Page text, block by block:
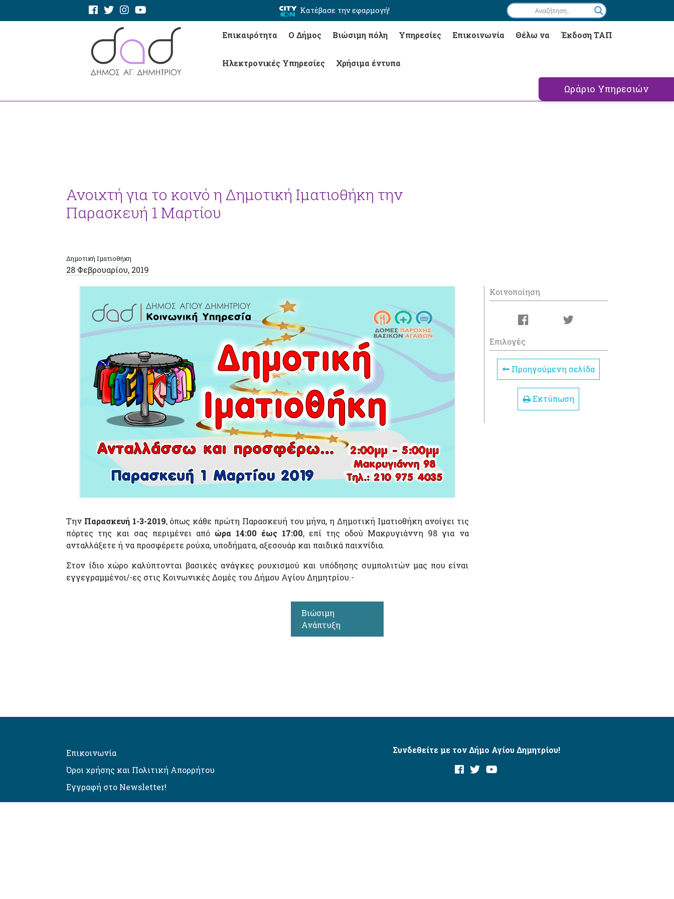
Κατέβασε την εφαρμογή!
Επικαιρότητα Ο Δήμος Βιώσιμη πόλη Υπηρεσίες Επικοινωνία Θέλω να Έκδοση ΤΑΠ
Ηλεκτρονικές Υπηρεσίες Χρήσιμα έντυπα
Ωράριο Υπηρεσιών
Ανοιχτή για το κοινό η Δημοτική Ιματιοθήκη την
Παρασκευή 1 Μαρτίου
Δημοτική Ιματιοθήκη
28 Φεβρουαρίου, 2019
Την Παρασκευή 1-3-2019, όπως κάθε πρώτη Παρασκευή του μήνα, η Δημοτική Ιματιοθήκη ανοίγει τις
πόρτες της και σας περιμένει από ώρα 14:00 έως 17:00, επί της οδού Μακρυγιάννη 98 για να
ανταλλάξετε ή να προσφέρετε ρούχα, υποδήματα, αξεσουάρ και παιδικά παιχνίδια.
Στον ίδιο χώρο καλύπτονται βασικές ανάγκες ρουχισμού και υπόδησης συμπολιτών μας που είναι
εγγεγραμμένοι/-ες στις Κοινωνικές Δομές του Δήμου Αγίου Δημητρίου.-
Κοινοποίηση
Επιλογές
Προηγούμενη σελίδα
Εκτύπωση
Βιώσιμη
Ανάπτυξη
Επικοινωνία
Όροι χρήσης και Πολιτική Απορρήτου
Εγγραφή στο Newsletter!
Συνδεθείτε με τον Δήμο Αγίου Δημητρίου!